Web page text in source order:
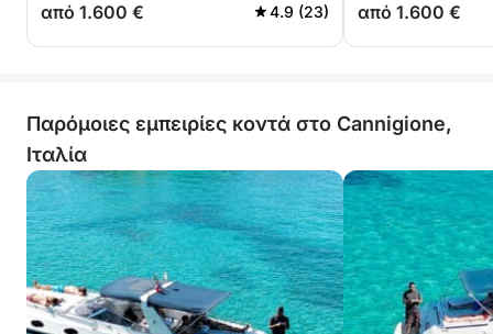
από 1.600 € 4.9 (23) από 1.600 €
Παρόμοιες εμπειρίες κοντά στο Cannigione,
Ιταλία